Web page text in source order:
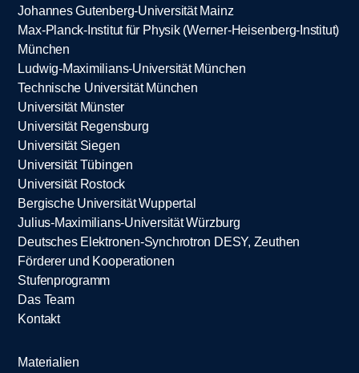
Johannes Gutenberg-Universität Mainz
Max-Planck-Institut für Physik (Werner-Heisenberg-Institut)
München
Ludwig-Maximilians-Universität München
Technische Universität München
Universität Münster
Universität Regensburg
Universität Siegen
Universität Tübingen
Universität Rostock
Bergische Universität Wuppertal
Julius-Maximilians-Universität Würzburg
Deutsches Elektronen-Synchrotron DESY, Zeuthen
Förderer und Kooperationen
Stufenprogramm
Das Team
Kontakt
Materialien